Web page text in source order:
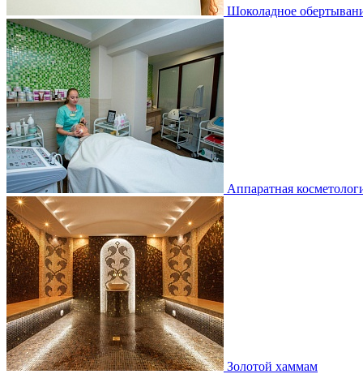
Шоколадное
Аппаратная
Золотой хаммам